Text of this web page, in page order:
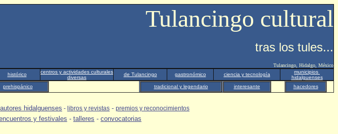
Tulancingo cultural
tras los tules...
Tulancingo, Hidalgo, México
histórico
centros y actividades culturales
diversas
de Tulancingo gastronómico ciencia y tecnología
municipios
hidalguenses
prehispánico tradicional y legendario interesante hacedores
autores hidalguenses - libros y revistas - premios y reconocimientos
y festivales - talleres - convocatorias